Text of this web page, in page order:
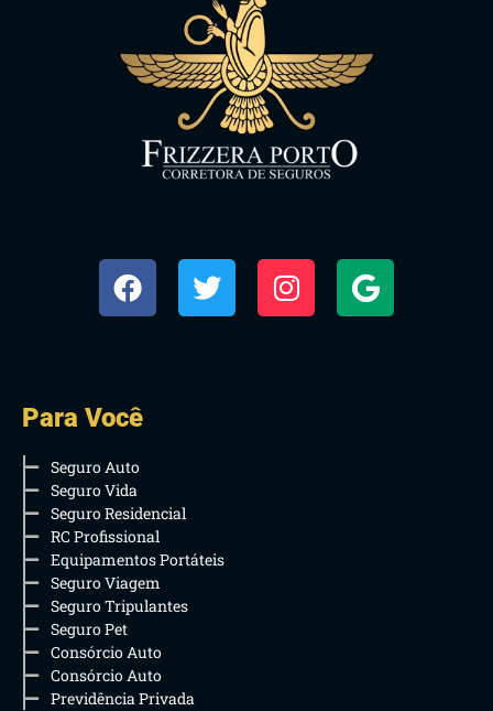
Para Você
Seguro Auto
Seguro Vida
Seguro Residencial
RC Profissional
Equipamentos Portáteis
Seguro Viagem
Seguro Tripulantes
Seguro Pet
Consórcio Auto
Consórcio Auto
Previdência Privada